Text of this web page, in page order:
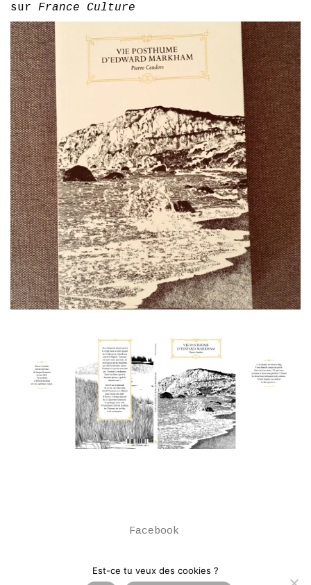
sur France Culture
Facebook
© Copyright Atelier du Bourg. All Rights
Reserved
Est-ce tu veux des cookies ?